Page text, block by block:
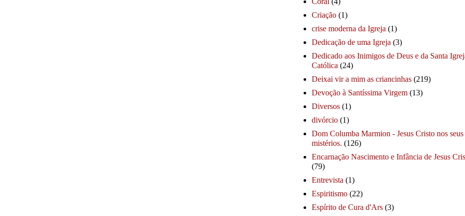
Criação (1)
crise moderna da Igreja (1)
Dedicação de uma Igreja (3)
Dedicado aos Inimigos de Deus e da Santa
Católica (24)
Deixai vir a mim as criancinhas (219)
Devoção à Santíssima Virgem (13)
Diversos (1)
divórcio (1)
Dom Columba Marmion - Jesus Cristo nos seus
mistérios. (126)
Encarnação Nascimento e Infância de Jesus
(79)
Entrevista (1)
Espiritismo (22)
Espírito de Cura d'Ars (3)